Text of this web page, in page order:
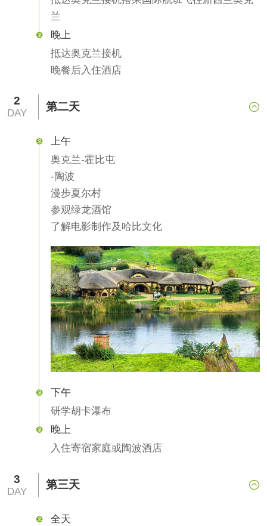
兰

晚上
抵达奥克兰接机
晚餐后入住酒店
2
DAY
第二天 

上午
奥克兰-霍比屯
-陶波
漫步夏尔村
参观绿龙酒馆
了解电影制作及哈比文化

下午
研学胡卡瀑布

晚上
入住寄宿家庭或陶波酒店
3
DAY
第三天 

全天